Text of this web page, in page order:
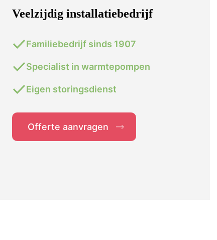
Veelzijdig installatiebedrijf
Familiebedrijf sinds 1907
Specialist in warmtepompen
Eigen storingsdienst
Offerte aanvragen